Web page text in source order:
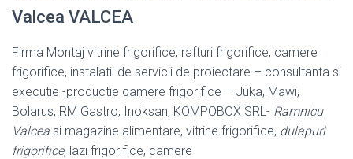
Valcea VALCEA
Firma Montaj vitrine frigorifice, rafturi frigorifice, camere
frigorifice, instalatii de servicii de proiectare – consultanta si
executie -productie camere frigorifice – Juka, Mawi,
Bolarus, RM Gastro, Inoksan, KOMPOBOX SRL- Ramnicu
Valcea si magazine alimentare, vitrine frigorifice, dulapuri
frigorifice, lazi frigorifice, camere